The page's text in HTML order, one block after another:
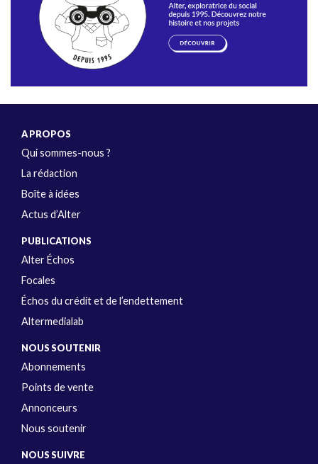
A PROPOS
Qui sommes-nous ?
La rédaction
Boîte à idées
Actus d’Alter
PUBLICATIONS
Alter Échos
Focales
Échos du crédit et de l’endettement
Altermedialab
NOUS SOUTENIR
Abonnements
Points de vente
Annonceurs
Nous soutenir
NOUS SUIVRE